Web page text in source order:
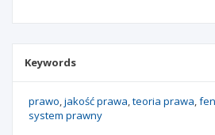
Keywords
prawo jakość prawa teoria prawa
system prawny